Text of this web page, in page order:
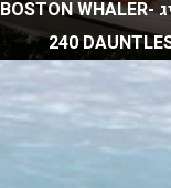
סירת דייג BOSTON WHALER-
240